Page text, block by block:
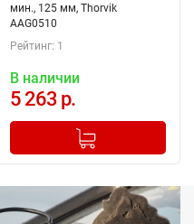
мин., 125 мм, Thorvik
AAG0510
Рейтинг: 1
В наличии
5 263 р.
+
Добавлено в корзину